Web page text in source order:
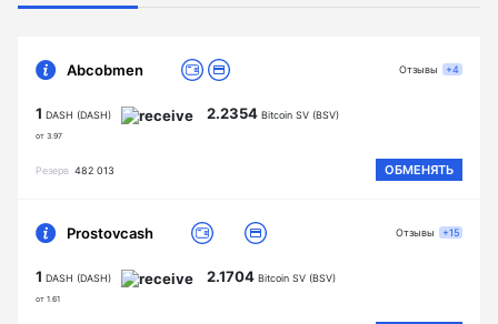
Abcobmen
1 DASH (DASH)
от 3.97
2.2354 Bitcoin SV (BSV)
Резерв 482 013 ОБМЕНЯТЬ
Отзывы +4
Prostovcash
1 DASH (DASH)
от 1.61
2.1704 Bitcoin SV (BSV)
Отзывы +15